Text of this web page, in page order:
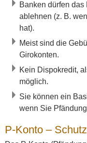
Banken dürfen
ablehnen (z. B.
hat).
Meist sind die
Girokonten.
Kein Dispokredit,
möglich.
Sie können ein
wenn Sie
P-Konto –